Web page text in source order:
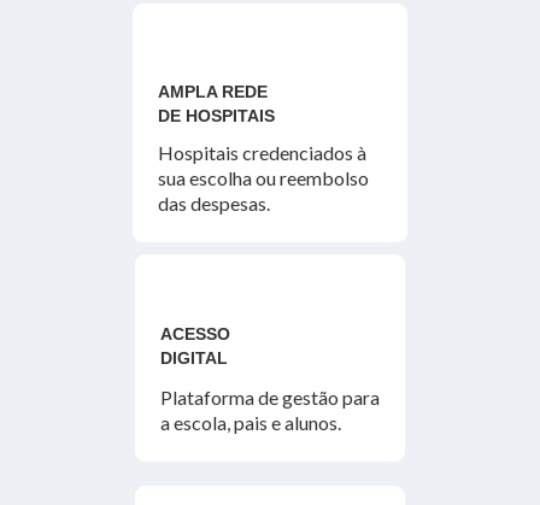
AMPLA REDE
DE HOSPITAIS
Hospitais credenciados à
sua escolha ou reembolso
das despesas.
ACESSO
DIGITAL
Plataforma de gestão para
a escola, pais e alunos.